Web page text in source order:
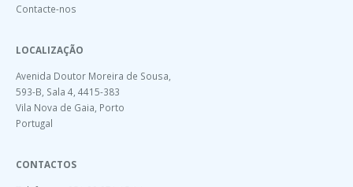
Contacte-nos
LOCALIZAÇÃO
Avenida Doutor Moreira de Sousa,
593-B, Sala 4, 4415-383
Vila Nova de Gaia, Porto
Portugal
CONTACTOS